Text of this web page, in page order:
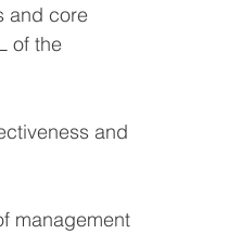
and core
of the
and
management